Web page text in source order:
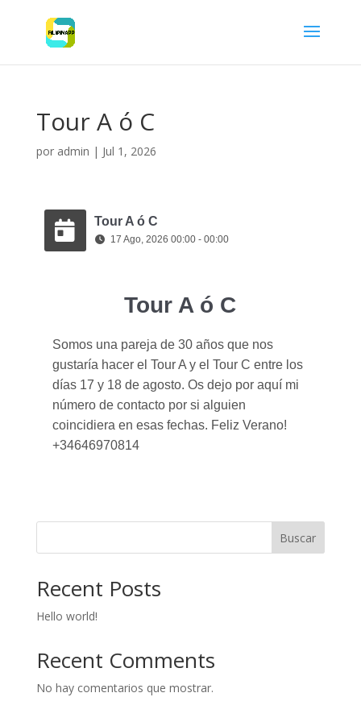
Tour A ó C
por admin | Jul 1, 2026
Tour A ó C
17 Ago, 2026 00:00 - 00:00
Tour A ó C
Somos una pareja de 30 años que nos
gustaría hacer el Tour A y el Tour C entre los
días 17 y 18 de agosto. Os dejo por aquí mi
número de contacto por si alguien
coincidiera en esas fechas. Feliz Verano!
+34646970814
Buscar
Recent Posts
Hello world!
Recent Comments
No hay comentarios que mostrar.